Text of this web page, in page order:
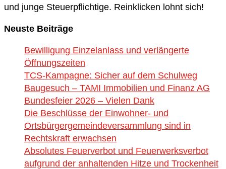
und junge Steuerpflichtige. Reinklicken lohnt sich!
Neuste Beiträge
Bewilligung Einzelanlass und verlängerte
Öffnungszeiten
TCS-Kampagne: Sicher auf dem Schulweg
Baugesuch – TAMI Immobilien und Finanz AG
Bundesfeier 2026 – Vielen Dank
Die Beschlüsse der Einwohner- und
Ortsbürgergemeindeversammlung sind in
Rechtskraft erwachsen
Absolutes Feuerverbot und Feuerwerksverbot
aufgrund der anhaltenden Hitze und Trockenheit